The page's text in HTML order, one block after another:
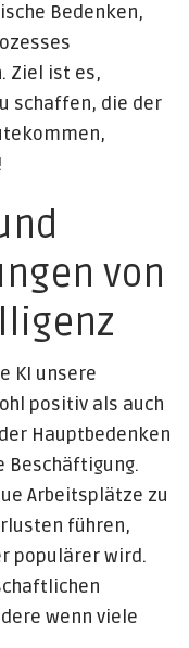
Bedenken,
Ziel ist es,
schaffen, die der
von
KI unsere
positiv als auch
Hauptbedenken
Beschäftigung.
Arbeitsplätze zu
führen,
populärer wird.
wenn viele